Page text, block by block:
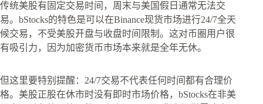
传统美股有固定交易时间，周末与美国假日通常无法交
易。bStocks的特色是可以在Binance现货市场进行24/7全天
候交易，不受美股开盘与收盘时间限制。这对币圈用户很
有吸引力，因为加密货币市场本来就是全年无休。
但这里要特别提醒：24/7交易不代表任何时间都有合理价
格。美股正股在休市时没有即时市场价格，bStocks在非美